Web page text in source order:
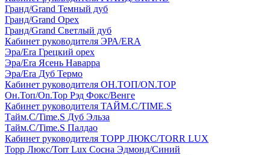
Гранд/Grand Темный дуб
Гранд/Grand Орех
Гранд/Grand Светлый дуб
Кабинет руководителя ЭРА/ERA
Эра/Era Грецкий орех
Эра/Era Ясень Наварра
Эра/Era Дуб Термо
Кабинет руководителя ОН.ТОП/ON.TOP
Он.Топ/On.Top Рэд Фокс/Венге
Кабинет руководителя ТАЙМ.С/TIME.S
Тайм.С/Time.S Дуб Эльза
Тайм.С/Time.S Палдао
Кабинет руководителя ТОРР ЛЮКС/TORR LUX
Торр Люкс/Torr Lux Сосна Эдмонд/Синий